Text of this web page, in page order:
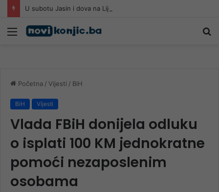
U subotu Jasin i dova na Lijesci
Meni
Početna / Vijesti / BiH
BiH Vijesti
Vlada FBiH donijela odluku
o isplati 100 KM jednokratne
pomoći nezaposlenim
osobama